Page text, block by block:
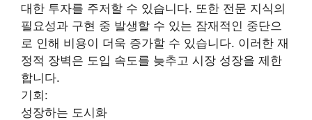
대한 투자를 주저할 수 있습니다. 또한 전문 지식의
필요성과 구현 중 발생할 수 있는 잠재적인 중단으
로 인해 비용이 더욱 증가할 수 있습니다. 이러한 재
정적 장벽은 도입 속도를 늦추고 시장 성장을 제한
합니다.
기회:
성장하는 도시화